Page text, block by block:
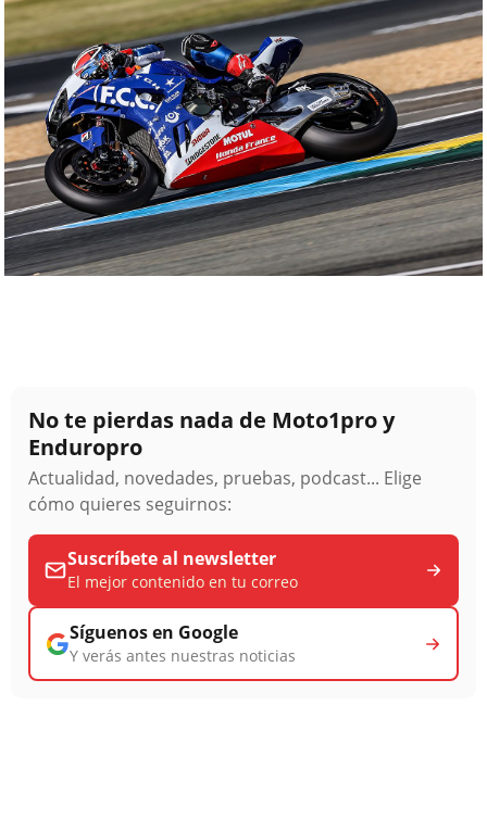
No te pierdas nada de Moto1pro y
Enduropro
Actualidad, novedades, pruebas, podcast... Elige
cómo quieres seguirnos:
Suscríbete al newsletter
El mejor contenido en tu correo
Síguenos en Google
Y verás antes nuestras noticias